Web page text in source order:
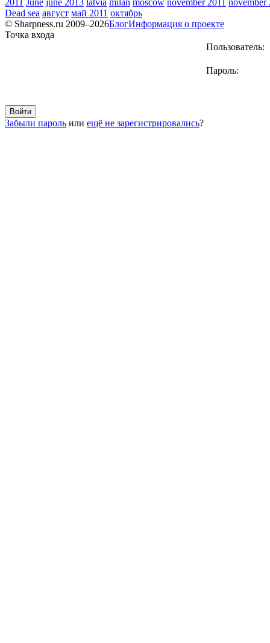
2011 June june 2013 latvia milan moscow november 2011
november
Dead sea август май 2011 октябрь
© Sharpness.ru 2009–2026БлогИнформация о проекте
Точка входа
Пользователь:
Пароль:
Забыли пароль или ещё не зарегистрировались?